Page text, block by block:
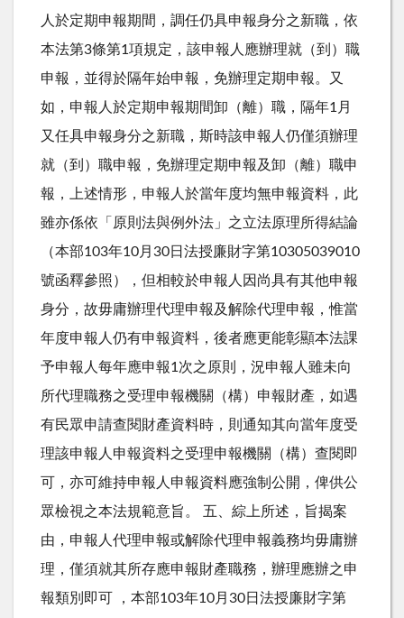
人於定期申報期間，調任仍具申報身分之新職，依
本法第3條第1項規定，該申報人應辦理就（到）職
申報，並得於隔年始申報，免辦理定期申報。又
如，申報人於定期申報期間卸（離）職，隔年1月
又任具申報身分之新職，斯時該申報人仍僅須辦理
就（到）職申報，免辦理定期申報及卸（離）職申
報，上述情形，申報人於當年度均無申報資料，此
雖亦係依「原則法與例外法」之立法原理所得結論
（本部103年10月30日法授廉財字第10305039010
號函釋參照），但相較於申報人因尚具有其他申報
身分，故毋庸辦理代理申報及解除代理申報，惟當
年度申報人仍有申報資料，後者應更能彰顯本法課
予申報人每年應申報1次之原則，況申報人雖未向
所代理職務之受理申報機關（構）申報財產，如遇
有民眾申請查閱財產資料時，則通知其向當年度受
理該申報人申報資料之受理申報機關（構）查閱即
可，亦可維持申報人申報資料應強制公開，俾供公
眾檢視之本法規範意旨。 五、綜上所述，旨揭案
由，申報人代理申報或解除代理申報義務均毋庸辦
理，僅須就其所存應申報財產職務，辦理應辦之申
報類別即可 ，本部103年10月30日法授廉財字第